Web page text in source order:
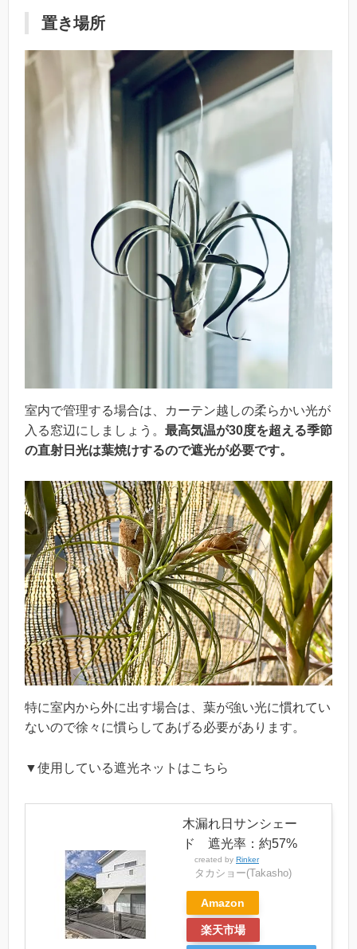
置き場所
室内で管理する場合は、カーテン越しの柔らかい光が
入る窓辺にしましょう。 最高気温が30度を超える季節
の直射日光は葉焼けするので遮光が必要です。
特に室内から外に出す場合は、葉が強い光に慣れてい
ないので徐々に慣らしてあげる必要があります。
▼使用している遮光ネットはこちら
木漏れ日サンシェー
ド 遮光率：約57%
created by Rinker
タカショー(Takasho)
Amazon
楽天市場